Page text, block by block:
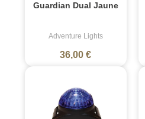
Guardian Dual Jaune
Adventure Lights
36,00 €